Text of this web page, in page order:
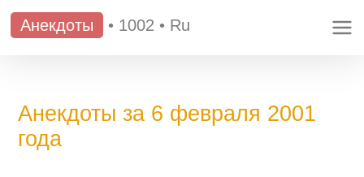
Анекдоты • 1002 • Ru
Анекдоты за 6 февраля 2001
года